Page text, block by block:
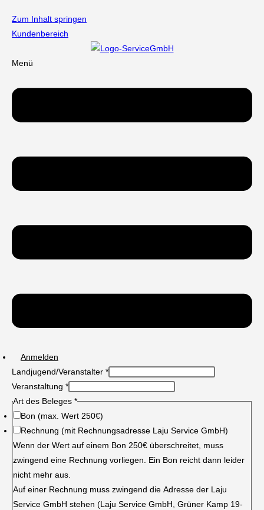
Zum Inhalt springen
Kundenbereich
Menü
Anmelden
Landjugend/Veranstalter *
Foto
Wer
Beleges
Veranstaltung *
Art des Beleges *
Bon (max. Wert 250€)
Rechnung (mit Rechnungsadresse Laju Service GmbH)
Wenn der Wert auf einem Bon 250€ überschreitet, muss
zwingend eine Rechnung vorliegen. Ein Bon reicht dann leider
nicht mehr aus.
Auf einer Rechnung muss zwingend die Adresse der Laju
Service GmbH stehen (Laju Service GmbH, Grüner Kamp 19-